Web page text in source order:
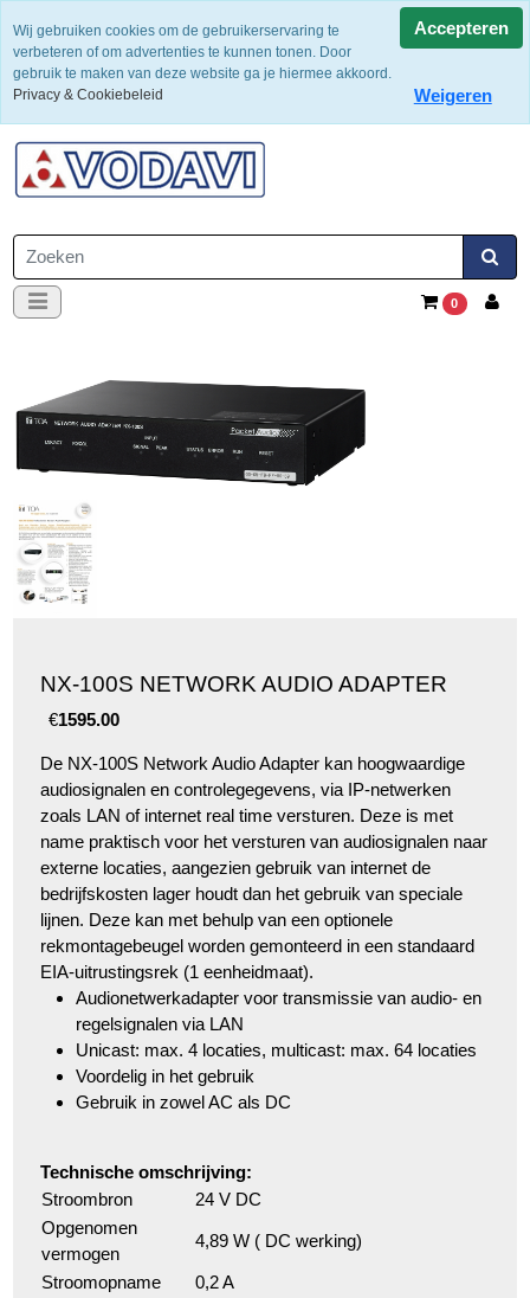
Levering 2 werkdagen
0182-351065
0
NX-100S NETWORK AUDIO ADAPTER
€1595.00
De NX-100S Network Audio Adapter kan hoogwaardige
audiosignalen en controlegegevens, via IP-netwerken
zoals LAN of internet real time versturen. Deze is met
name praktisch voor het versturen van audiosignalen naar
externe locaties, aangezien gebruik van internet de
bedrijfskosten lager houdt dan het gebruik van speciale
lijnen. Deze kan met behulp van een optionele
rekmontagebeugel worden gemonteerd in een standaard
EIA-uitrustingsrek (1 eenheidmaat).
Audionetwerkadapter voor transmissie van audio- en
regelsignalen via LAN
Unicast: max. 4 locaties, multicast: max. 64 locaties
Voordelig in het gebruik
Gebruik in zowel AC als DC
Technische omschrijving:
Stroombron
24 V DC
Opgenomen
vermogen
4,89 W ( DC werking)
Stroomopname 0,2 A
Wij gebruiken cookies om de gebruikerservaring te
verbeteren of om advertenties te kunnen tonen. Door
gebruik te maken van deze website ga je hiermee akkoord.
Privacy & Cookiebeleid
Accepteren
Weigeren